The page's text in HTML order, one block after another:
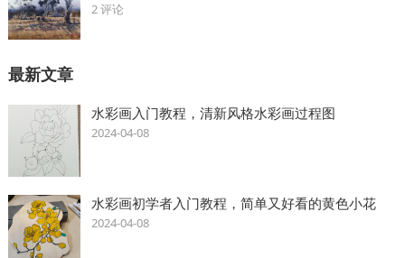
2 评论
最新文章
水彩画入门教程，清新风格水彩画过程图
2024-04-08
水彩画初学者入门教程，简单又好看的黄色小花
2024-04-08